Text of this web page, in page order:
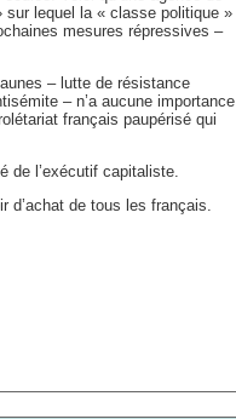
sur lequel la « classe politique »
mesures répressives –
– lutte de résistance
– n’a aucune importance
français paupérisé qui
de l’exécutif capitaliste.
d’achat de tous les français.